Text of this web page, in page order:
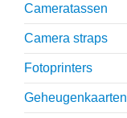
Cameratassen
Camera straps
Fotoprinters
Geheugenkaarten